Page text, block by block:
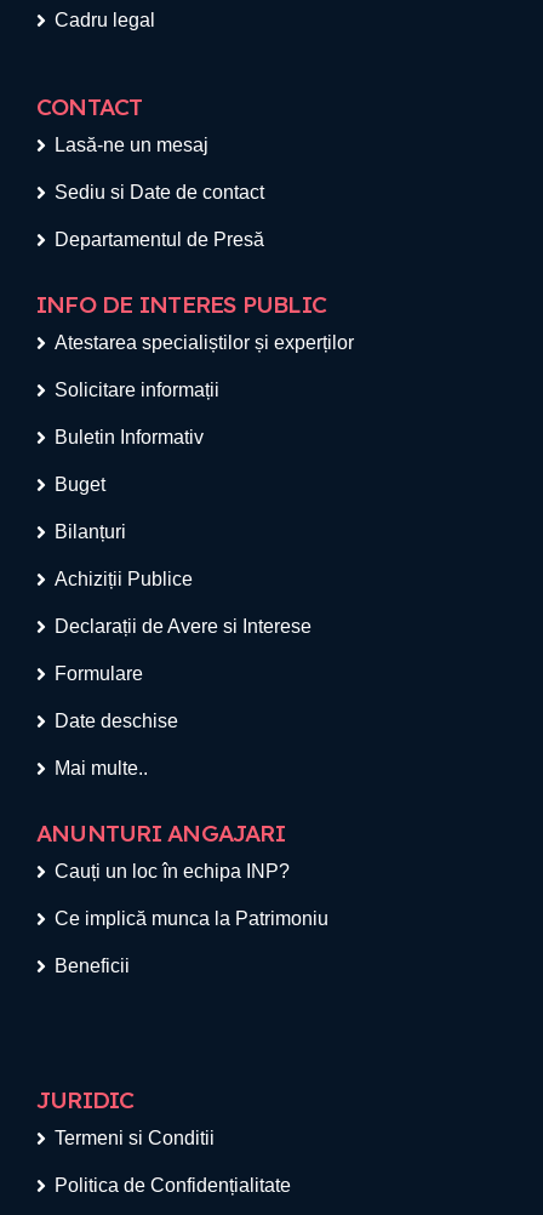
Cadru legal
CONTACT
Lasă-ne un mesaj
Sediu si Date de contact
Departamentul de Presă
INFO DE INTERES PUBLIC
Atestarea specialiștilor și experților
Solicitare informații
Buletin Informativ
Buget
Bilanțuri
Achiziții Publice
Declarații de Avere si Interese
Formulare
Date deschise
Mai multe..
ANUNTURI ANGAJARI
Cauți un loc în echipa INP?
Ce implică munca la Patrimoniu
Beneficii
JURIDIC
Termeni si Conditii
Politica de Confidențialitate